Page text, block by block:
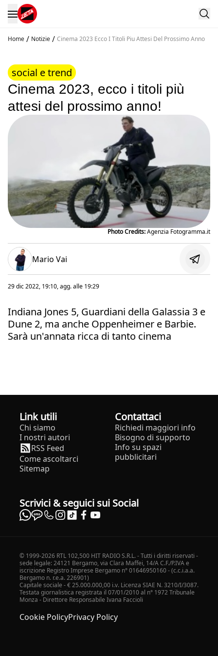
Home / Notizie / Cinema 2023 Ecco I Titoli Piu Attesi Del Prossimo Anno
social e trend
Cinema 2023, ecco i titoli più
attesi del prossimo anno!
Photo Credits:Agenzia Fotogramma.it
Mario Vai
29 dic 2022, 19:10, agg. alle 19:29
Indiana Jones 5, Guardiani della Galassia 3 e
Dune 2, ma anche Oppenheimer e Barbie.
Sarà un'annata ricca di tanto cinema
Link utili
Chi siamo
I nostri autori
RSS Feed
Come ascoltarci
Sitemap
Contattaci
Richiedi maggiori info
Bisogno di supporto
Info su spazi
pubblicitari
Scrivici & seguici sui Social
© 1999-2026 RTL 102,500 HIT RADIO S.R.L. - Tutti i diritti riservati -
sede legale: 24121 Bergamo, via Clara Maffei, 14/A C.F./P.IVA e
iscrizione Registro Imprese Bergamo n° 01646950160 - (c.c.i.a.a.
Bergamo n. r.e.a. 226901)
Capitale sociale - € 25.000.000,00 i.v. Licenza SIAE N. 3210/I/3087.
Testata giornalistica registrata il 07/01/2010 al n° 1972 Tribunale
Monza - Direttore Responsabile Ivana Faccioli
Cookie PolicyPrivacy Policy